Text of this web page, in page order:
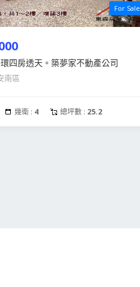
For Sale
四房透天。築夢家不動產公司
南區
幾衛 : 4 總坪數 : 25.2